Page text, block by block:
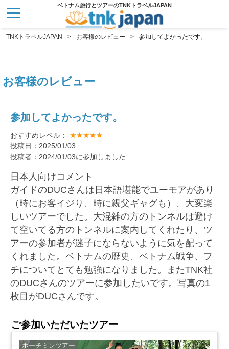
ベトナム旅行とツアーのTNKトラベルJAPAN
TNKトラベルJAPAN お客様のレビュー 参加してよかったです。
お客様のレビュー
参加してよかったです。
おすすめレベル： ★★★★★
投稿日：2025/01/03
投稿者：2024/01/03に参加しました
日本人向けコメント
ガイドのDUCさんは日本語堪能でユーモアがあり
（時にお客イジり、時に親父ギャグも）、大変楽
しいツアーでした。大混雑の方のトンネルは避け
て空いてる方のトンネルに案内してくれたり、ツ
アーの参加者が迷子にならないように気を配って
くれました。ベトナムの歴史、ベトナム戦争、フ
チについてとても勉強になりました。またTNK社
のDUCさんのツアーに参加したいです。写真の1
枚目がDUCさんです。
ご参加いただいたツアー
ホーチミンツアー